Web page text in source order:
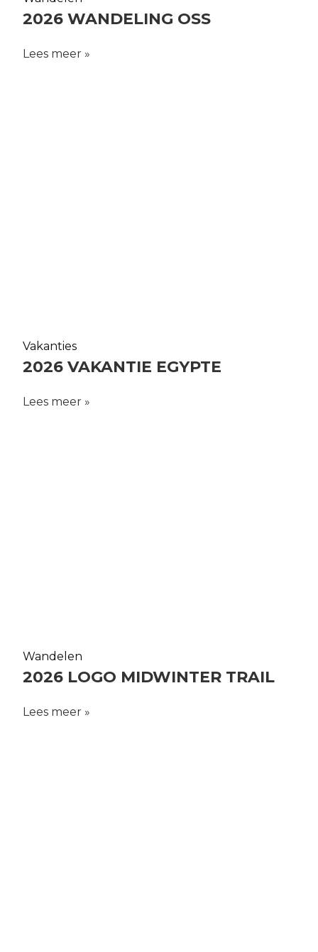
2026 WANDELING OSS
Lees meer »
Vakanties
2026 VAKANTIE EGYPTE
Lees meer »
Wandelen
2026 LOGO MIDWINTER TRAIL
Lees meer »